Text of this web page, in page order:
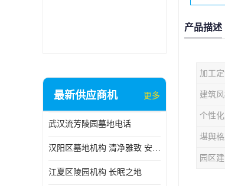
最新供应商机 更多
武汉流芳陵园墓地电话
汉阳区墓地机构 清净雅致 安息之所
江夏区陵园机构 长眠之地
产品描述
加工定
建筑
个性
堪舆
园区